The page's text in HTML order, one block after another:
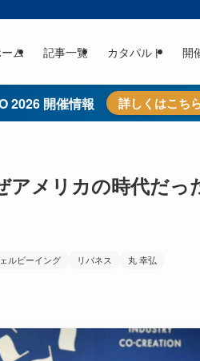
ム 記事一覧 カタパルト 開
2026 開催情報 詳しくはこち
アメリカの時代だっ
ルビーイング リバネス
丸 幸弘